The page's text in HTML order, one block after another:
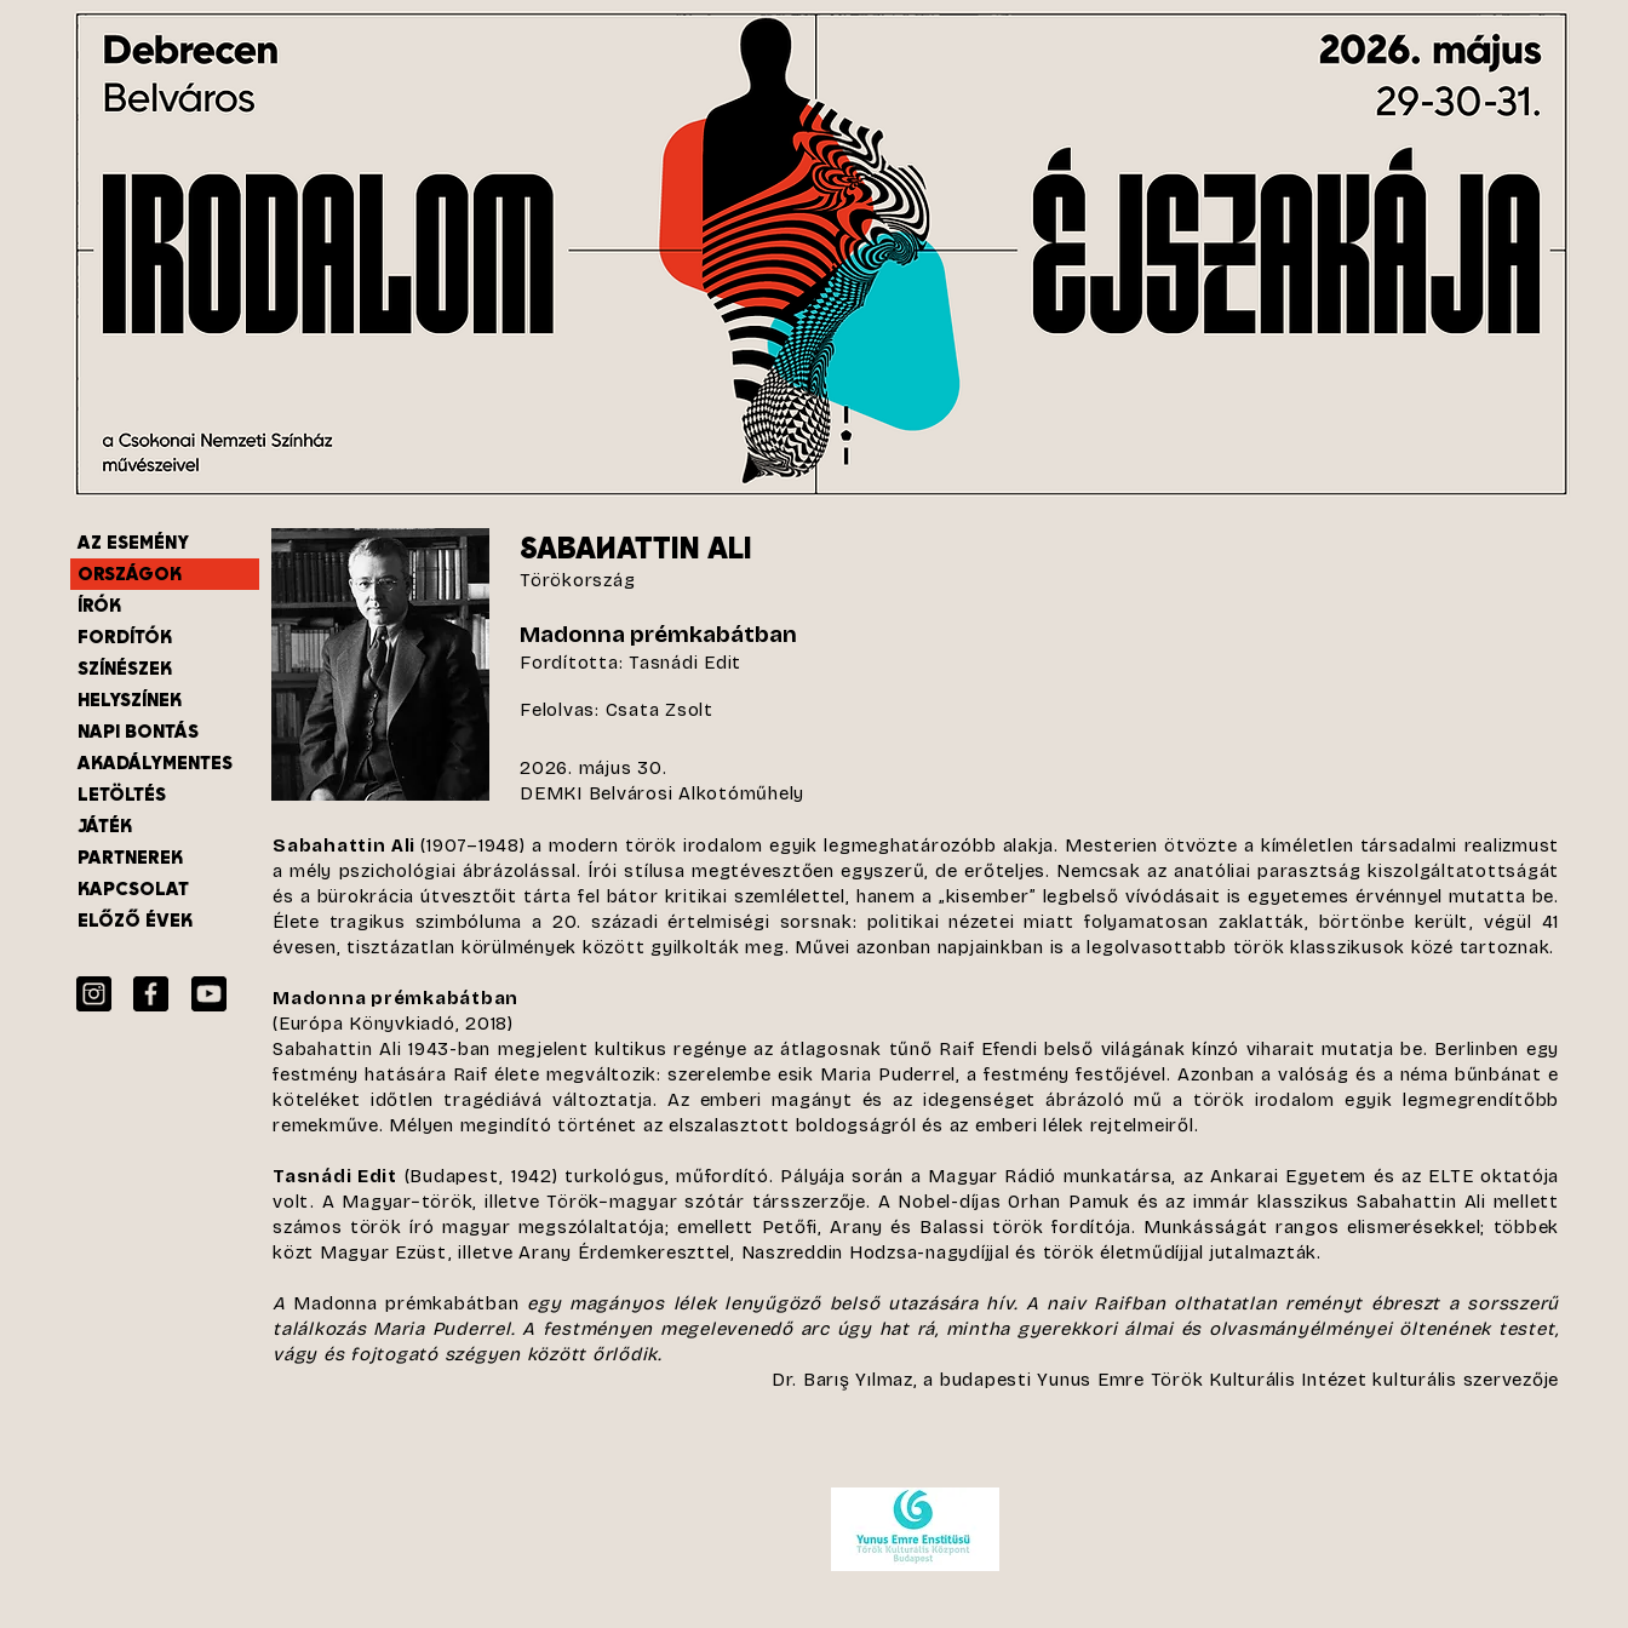
SABAHATTIN ALI
Törökország
Madonna prémkabátban
Fordította: Tasnádi Edit
Felolvas: Csata Zsolt
2026. május 30.
DEMKI Belvárosi Alkotóműhely
Sabahattin Ali(1907–1948) a modern török irodalom egyik legmeghatározóbb alakja. Mesterien ötvözte a kíméletlen társadalmi realizmust
a mély pszichológiai ábrázolással. Írói stílusa megtévesztően egyszerű, de erőteljes. Nemcsak az anatóliai parasztság kiszolgáltatottságát
és a bürokrácia útvesztőit tárta fel bátor kritikai szemlélettel, hanem a „kisember” legbelső vívódásait is egyetemes érvénnyel mutatta be.
Élete tragikus szimbóluma a 20. századi értelmiségi sorsnak: politikai nézetei miatt folyamatosan zaklatták, börtönbe került, végül 41
évesen, tisztázatlan körülmények között gyilkolták meg. Művei azonban napjainkban is a legolvasottabb török klasszikusok közé tartoznak.
Madonna prémkabátban
(Európa Könyvkiadó, 2018)
Sabahattin Ali 1943-ban megjelent kultikus regénye az átlagosnak tűnő Raif Efendi belső világának kínzó viharait mutatja be. Berlinben egy
festmény hatására Raif élete megváltozik: szerelembe esik Maria Puderrel, a festmény festőjével. Azonban a valóság és a néma bűnbánat e
köteléket időtlen tragédiává változtatja. Az emberi magányt és az idegenséget ábrázoló mű a török irodalom egyik legmegrendítőbb
remekműve. Mélyen megindító történet az elszalasztott boldogságról és az emberi lélek rejtelmeiről.
Tasnádi Edit (Budapest, 1942) turkológus, műfordító. Pályája során a Magyar Rádió munkatársa, az Ankarai Egyetem és az ELTE oktatója
volt. A Magyar−török, illetve Török−magyar szótár társszerzője. A Nobel-díjas Orhan Pamuk és az immár klasszikus Sabahattin Ali mellett
számos török író magyar megszólaltatója; emellett Petőfi, Arany és Balassi török fordítója. Munkásságát rangos elismerésekkel; többek
közt Magyar Ezüst, illetve Arany Érdemkereszttel, Naszreddin Hodzsa-nagydíjjal és török életműdíjjal jutalmazták.
A Madonna prémkabátban egy magányos lélek lenyűgöző belső utazására hív. A naiv Raifban olthatatlan reményt ébreszt a sorsszerű
találkozás Maria Puderrel. A festményen megelevenedő arc úgy hat rá, mintha gyerekkori álmai és olvasmányélményei öltenének testet,
vágy és fojtogató szégyen között őrlődik.
Dr. Barış Yılmaz, a budapesti Yunus Emre Török Kulturális Intézet kulturális szervezője
AZ ESEMÉNY
ORSZÁGOK
ÍRÓK
FORDÍTÓK
SZÍNÉSZEK
HELYSZÍNEK
NAPI BONTÁS
AKADÁLYMENTES
LETÖLTÉS
JÁTÉK
PARTNEREK
KAPCSOLAT
ELŐZŐ ÉVEK